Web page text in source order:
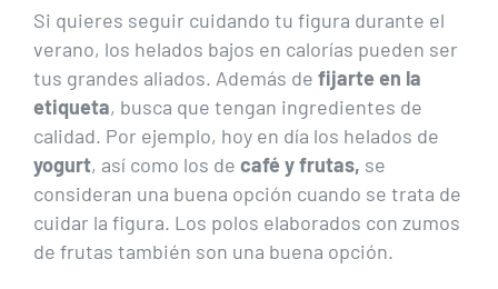
Si quieres seguir cuidando tu figura durante el
verano, los helados bajos en calorías pueden ser
tus grandes aliados. Además de fijarte en la
etiqueta, busca que tengan ingredientes de
calidad. Por ejemplo, hoy en día los helados de
yogurt, así como los de café y frutas, se
consideran una buena opción cuando se trata de
cuidar la figura. Los polos elaborados con zumos
de frutas también son una buena opción.